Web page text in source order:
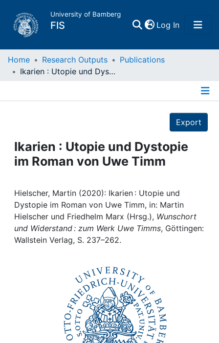
University of Bamberg
FIS Log In(current)
Home
Projects
People
Institutions
Awards
My FIS
Home Research Outputs
Publications
Ikarien : Utopie und Dystopie im Roman von Uwe Timm
Export
Ikarien : Utopie und Dystopie
im Roman von Uwe Timm
Hielscher, Martin (2020): Ikarien : Utopie und
Dystopie im Roman von Uwe Timm, in: Martin
Hielscher und Friedhelm Marx (Hrsg.), Wunschort
und Widerstand : zum Werk Uwe Timms, Göttingen:
Wallstein Verlag, S. 237–262.